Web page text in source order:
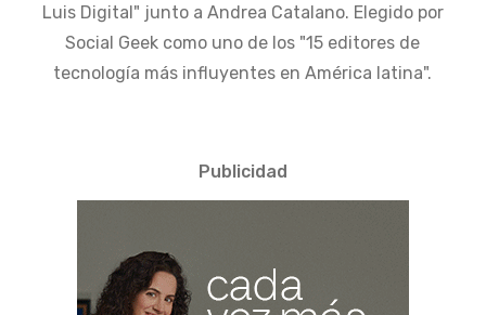
Luis Digital" junto a Andrea Catalano. Elegido por
Social Geek como uno de los "15 editores de
tecnología más influyentes en América latina".
Publicidad